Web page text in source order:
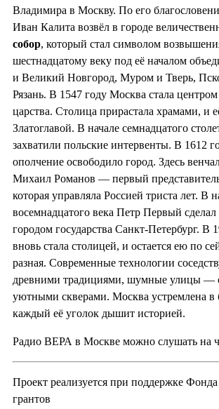
Владимира в Москву. По его
Иван Калита возвёл в городе
собор, который стал символом
шестнадцатому веку под её началом
и Великий Новгород, Муром и Тверь,
Рязань. В 1547 году Москва стала центром
царства. Столица прирастала храмами, и
Златоглавой. В начале семнадцатого
захватили польские интервенты. В 1612
ополчение освободило город. Здесь
Михаил Романов — первый
которая управляла Россией триста лет. В
восемнадцатого века Петр Первый
городом государства Санкт-Петербург. В
вновь стала столицей, и остается ею по
разная. Современные технологии
древними традициями, шумные улицы —
уютными скверами. Москва устремлена в
каждый её уголок дышит историей.
Радио ВЕРА в Москве можно слушать на
Проект реализуется при поддержке
грантов